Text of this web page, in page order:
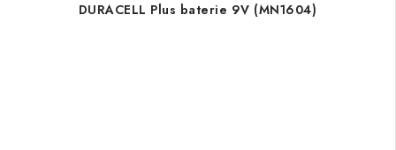
DURACELL Plus baterie 9V (MN1604)